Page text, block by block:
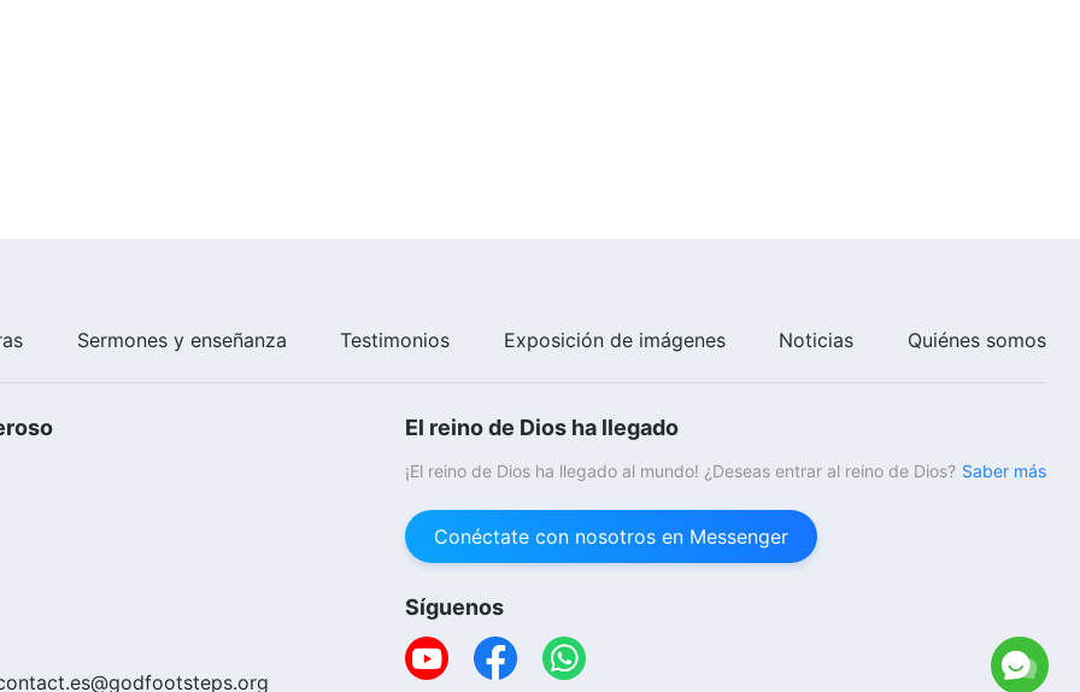
Sermones y enseñanza Testimonios Exposición de imágenes Noticias Quiénes somos
El reino de Dios ha llegado
¡El reino de Dios ha llegado al mundo! ¿Deseas entrar al reino de Dios? Saber más
Conéctate con nosotros en Messenger
Síguenos